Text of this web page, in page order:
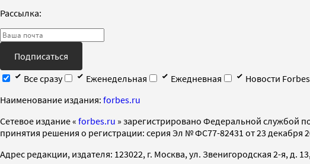
Рассылка:
Подписаться
Все сразу
Еженедельная Ежедневная
Новости
Наименование издания: forbes.ru
Cетевое издание « forbes.ru » зарегистрировано Федеральной службой
принятия решения о регистрации: серия Эл № ФС77-82431 от 23 декабря
Адрес редакции, издателя: 123022, г. Москва, ул. Звенигородская 2-я, д.